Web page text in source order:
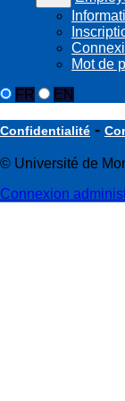
Mot de
FR
EN
Confidentialité -
© Université de
Connexion